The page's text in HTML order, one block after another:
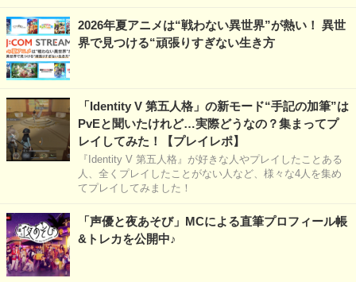
2026年夏アニメは“戦わない異世界”が熱い！ 異世
界で見つける“頑張りすぎない生き方
「Identity V 第五人格」の新モード“手記の加筆”は
PvEと聞いたけれど…実際どうなの？集まってプ
レイしてみた！【プレイレポ】
『Identity V 第五人格』が好きな人やプレイしたことある
人、全くプレイしたことがない人など、様々な4人を集め
てプレイしてみました！
「声優と夜あそび」MCによる直筆プロフィール帳
&トレカを公開中♪